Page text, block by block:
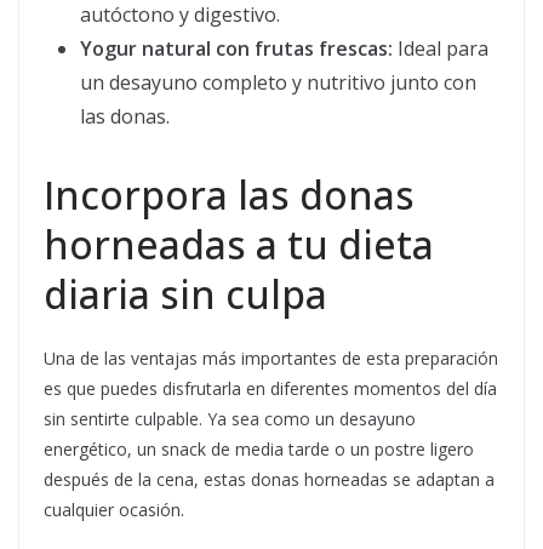
autóctono y digestivo.
Yogur natural con frutas frescas: Ideal para
un desayuno completo y nutritivo junto con
las donas.
Incorpora las donas
horneadas a tu dieta
diaria sin culpa
Una de las ventajas más importantes de esta preparación
es que puedes disfrutarla en diferentes momentos del día
sin sentirte culpable. Ya sea como un desayuno
energético, un snack de media tarde o un postre ligero
después de la cena, estas donas horneadas se adaptan a
cualquier ocasión.